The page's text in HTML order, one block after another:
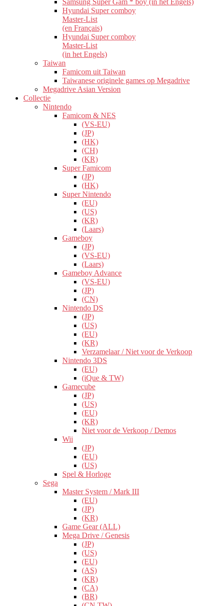
Samsung Super Gam * boy (in het Engels)
Hyundai Super comboy
Master-List
(en Français)
Hyundai Super comboy
Master-List
(in het Engels)
Taiwan
Famicom uit Taiwan
Taiwanese originele games op Megadrive
Megadrive Asian Version
Collectie
Nintendo
Famicom & NES
(VS-EU)
(JP)
(HK)
(CH)
(KR)
Super Famicom
(JP)
(HK)
Super Nintendo
(EU)
(US)
(KR)
(Laars)
Gameboy
(JP)
(VS-EU)
(Laars)
Gameboy Advance
(VS-EU)
(JP)
(CN)
Nintendo DS
(JP)
(US)
(EU)
(KR)
Verzamelaar / Niet voor de Verkoop
Nintendo 3DS
(EU)
(iQue & TW)
Gamecube
(JP)
(US)
(EU)
(KR)
Niet voor de Verkoop / Demos
Wii
(JP)
(EU)
(US)
Spel & Horloge
Sega
Master System / Mark III
(EU)
(JP)
(KR)
Game Gear (ALL)
Mega Drive / Genesis
(JP)
(US)
(EU)
(AS)
(KR)
(CA)
(BR)